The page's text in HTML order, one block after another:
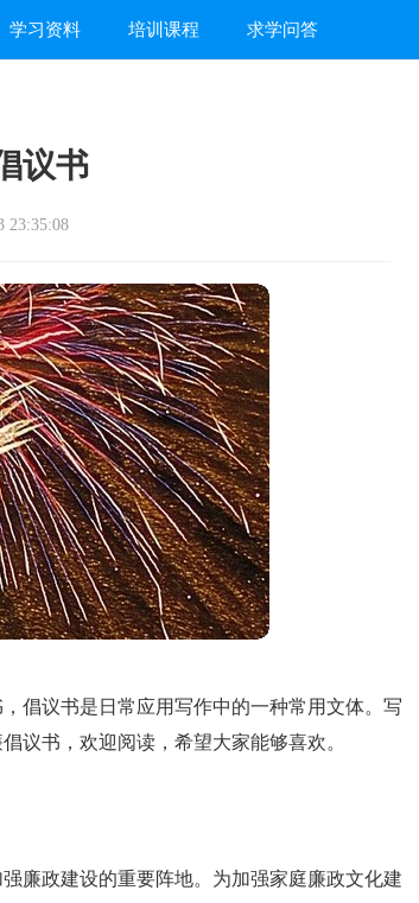
学习资料 培训课程 求学问答
议书
23:35:08
倡议书是日常应用写作中的一种常用文体。写
议书，欢迎阅读，希望大家能够喜欢。
廉政建设的重要阵地。为加强家庭廉政文化建